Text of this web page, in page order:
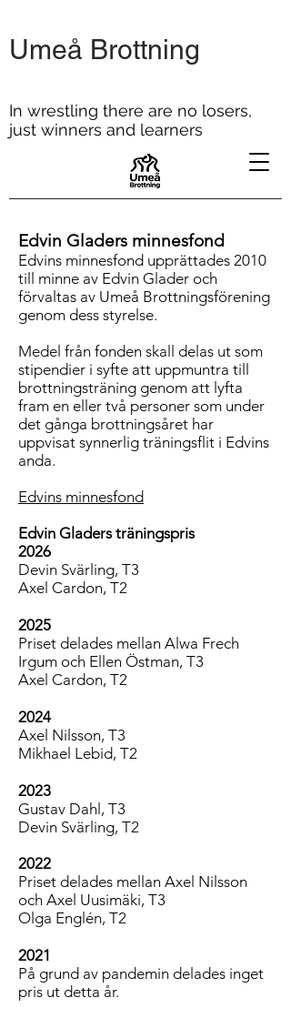
In wrestling there are no losers,
just winners and learners
Umeå Brottning
Edvin Gladers minnesfond
Edvins minnesfond upprättades 2010
till minne av Edvin Glader och
förvaltas av Umeå Brottningsförening
genom dess styrelse.
Medel från fonden skall delas ut som
stipendier i syfte att uppmuntra till
brottningsträning genom att lyfta
fram en eller två personer som under
det gånga brottningsåret har
uppvisat synnerlig träningsflit i Edvins
anda.
Edvins minnesfond
Edvin Gladers träningspris
2026
Devin Svärling, T3
Axel Cardon, T2
2025
Priset delades mellan Alwa Frech
Irgum och Ellen Östman, T3
Axel Cardon, T2
2024
Axel Nilsson, T3
Mikhael Lebid, T2
2023
Gustav Dahl, T3
Devin Svärling, T2
2022
Priset delades mellan Axel Nilsson
och Axel Uusimäki, T3
Olga Englén, T2
2021
På grund av pandemin delades inget
pris ut detta år.